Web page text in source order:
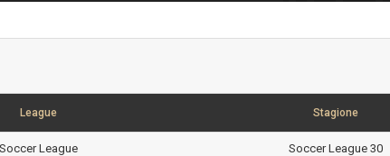
League Stagione
Soccer League Soccer League 30